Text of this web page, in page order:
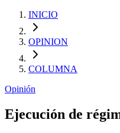
INICIO
OPINION
COLUMNA
Opinión
Ejecución de